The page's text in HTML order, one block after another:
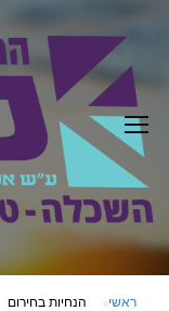
ראשי הנחיות בחירום